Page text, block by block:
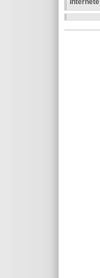
internete